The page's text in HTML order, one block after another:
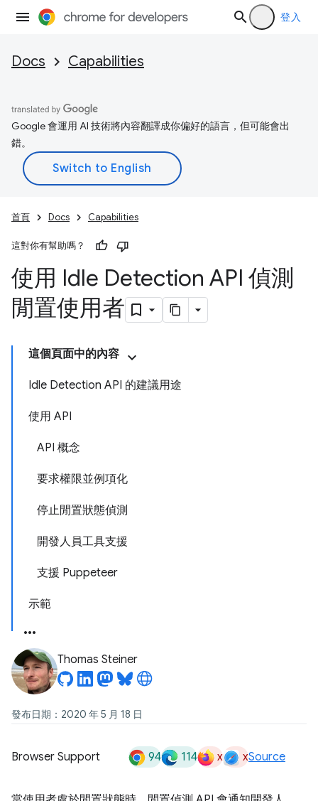
登入
Docs Capabilities
Google 會運用 AI 技術將內容翻譯成你偏好的語言，但可能會出
錯。
首頁 Docs Capabilities
這對你有幫助嗎？
使用 Idle Detection API 偵測
閒置使用者
這個頁面中的內容
Idle Detection API 的建議用途
使用 API
API 概念
要求權限並例項化
停止閒置狀態偵測
開發人員工具支援
支援 Puppeteer
示範
Thomas Steiner
發布日期：2020 年 5 月 18 日
Browser Support 94 114 x xSource